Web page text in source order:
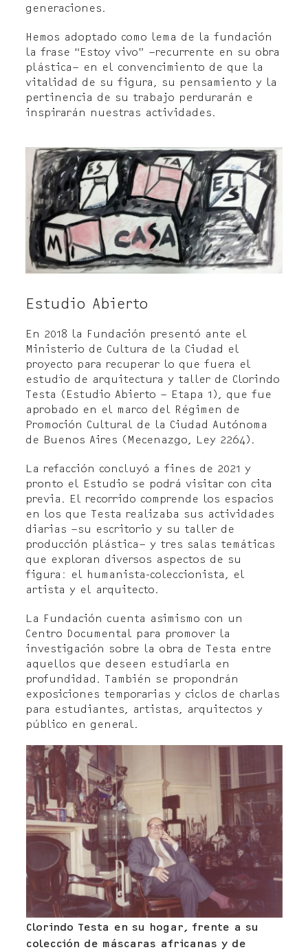
generaciones.
Hemos adoptado como lema de la fundación
la frase “Estoy vivo” –recurrente en su obra
plástica– en el convencimiento de que la
vitalidad de su figura, su pensamiento y la
pertinencia de su trabajo perdurarán e
inspirarán nuestras actividades.
Estudio Abierto
En 2018 la Fundación presentó ante el
Ministerio de Cultura de la Ciudad el
proyecto para recuperar lo que fuera el
estudio de arquitectura y taller de Clorindo
Testa (Estudio Abierto – Etapa 1), que fue
aprobado en el marco del Régimen de
Promoción Cultural de la Ciudad Autónoma
de Buenos Aires (Mecenazgo, Ley 2264).
La refacción concluyó a fines de 2021 y
pronto el Estudio se podrá visitar con cita
previa. El recorrido comprende los espacios
en los que Testa realizaba sus actividades
diarias –su escritorio y su taller de
producción plástica– y tres salas temáticas
que exploran diversos aspectos de su
figura: el humanista-coleccionista, el
artista y el arquitecto.
La Fundación cuenta asimismo con un
Centro Documental para promover la
investigación sobre la obra de Testa entre
aquellos que deseen estudiarla en
profundidad. También se propondrán
exposiciones temporarias y ciclos de charlas
para estudiantes, artistas, arquitectos y
público en general.
Clorindo Testa en su hogar, frente a su
colección de máscaras africanas y de